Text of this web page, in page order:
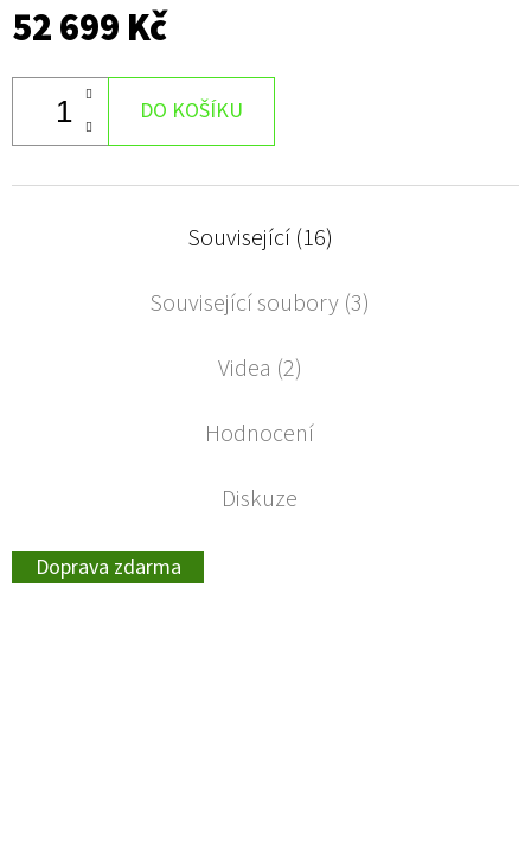
52 699 Kč
DO KOŠÍKU
Související (16)
Související soubory (3)
Videa (2)
Hodnocení
Diskuze
Doprava zdarma